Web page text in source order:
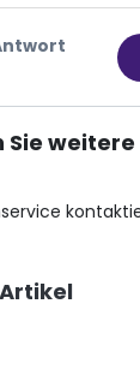
Sie weitere